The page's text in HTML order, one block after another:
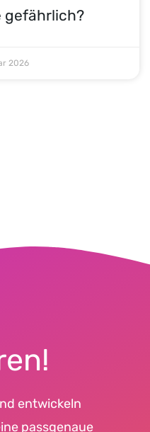
gefährlich?
2026
entwickeln
passgenaue